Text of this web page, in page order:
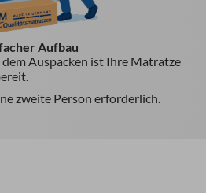
Aufbau
Auspacken ist Ihre Matratze
zweite Person erforderlich.